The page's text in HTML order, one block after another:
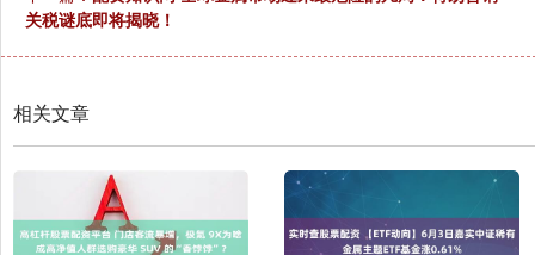
关税谜底即将揭晓！
相关文章